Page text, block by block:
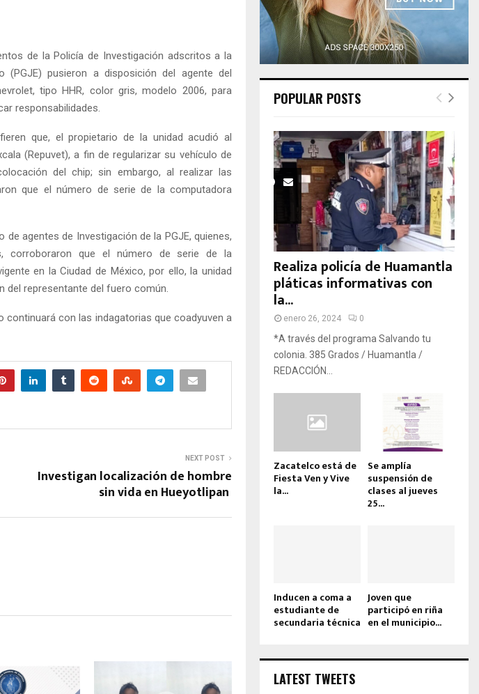
de la Policía de Investigación adscritos a la
(PGJE) pusieron a disposición del agente del
tipo HHR, color gris, modelo 2006, para
responsabilidades.
que, el propietario de la unidad acudió al
(Repuvet), a fin de regularizar su vehículo de
del chip; sin embargo, al realizar las
que el número de serie de la computadora
agentes de Investigación de la PGJE, quienes,
corroboraron que el número de serie de la
en la Ciudad de México, por ello, la unidad
del representante del fuero común.
continuará con las indagatorias que coadyuven a
NEXT POST
Investigan localización de hombre
sin vida en Hueyotlipan
POPULAR POSTS
Realiza policía de Huamantla
pláticas informativas con
la...
enero 26, 2024 0
*A través del programa Salvando tu
colonia. 385 Grados / Huamantla /
REDACCIÓN...
Zacatelco está de
Fiesta Ven y Vive
la...
Se amplía
suspensión de
clases al jueves
25...
Inducen a coma a
estudiante de
secundaria técnica
Joven que
participó en riña
en el municipio...
LATEST TWEETS